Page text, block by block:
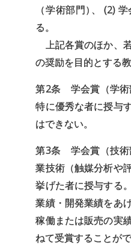
（学術部門） 、 (2)
る。
上記各賞のほか、
の奨励を目的とする
第2条 学会賞（学術
特に優秀な者に授与
はできない。
第3条 学会賞（技術
業技術（触媒分析や
挙げた者に授与する
業績・開発業績をあ
稼働または販売の実
ねて受賞することがで